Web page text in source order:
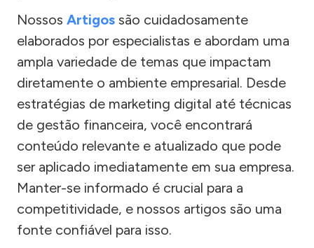
Nossos Artigos são cuidadosamente
elaborados por especialistas e abordam uma
ampla variedade de temas que impactam
diretamente o ambiente empresarial. Desde
estratégias de marketing digital até técnicas
de gestão financeira, você encontrará
conteúdo relevante e atualizado que pode
ser aplicado imediatamente em sua empresa.
Manter-se informado é crucial para a
competitividade, e nossos artigos são uma
fonte confiável para isso.